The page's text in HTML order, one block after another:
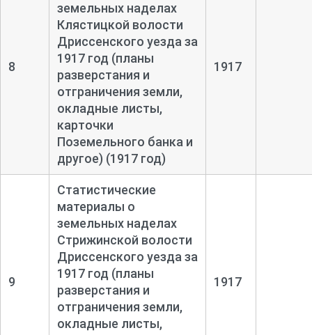
8
земельных наделах
Клястицкой волости
Дриссенского уезда за
1917 год (планы
разверстания и
отграничения земли,
окладные листы,
карточки
Поземельного банка и
другое) (1917 год)
1917
9
Статистические
материалы о
земельных наделах
Стрижинской волости
Дриссенского уезда за
1917 год (планы
разверстания и
отграничения земли,
окладные листы,
1917